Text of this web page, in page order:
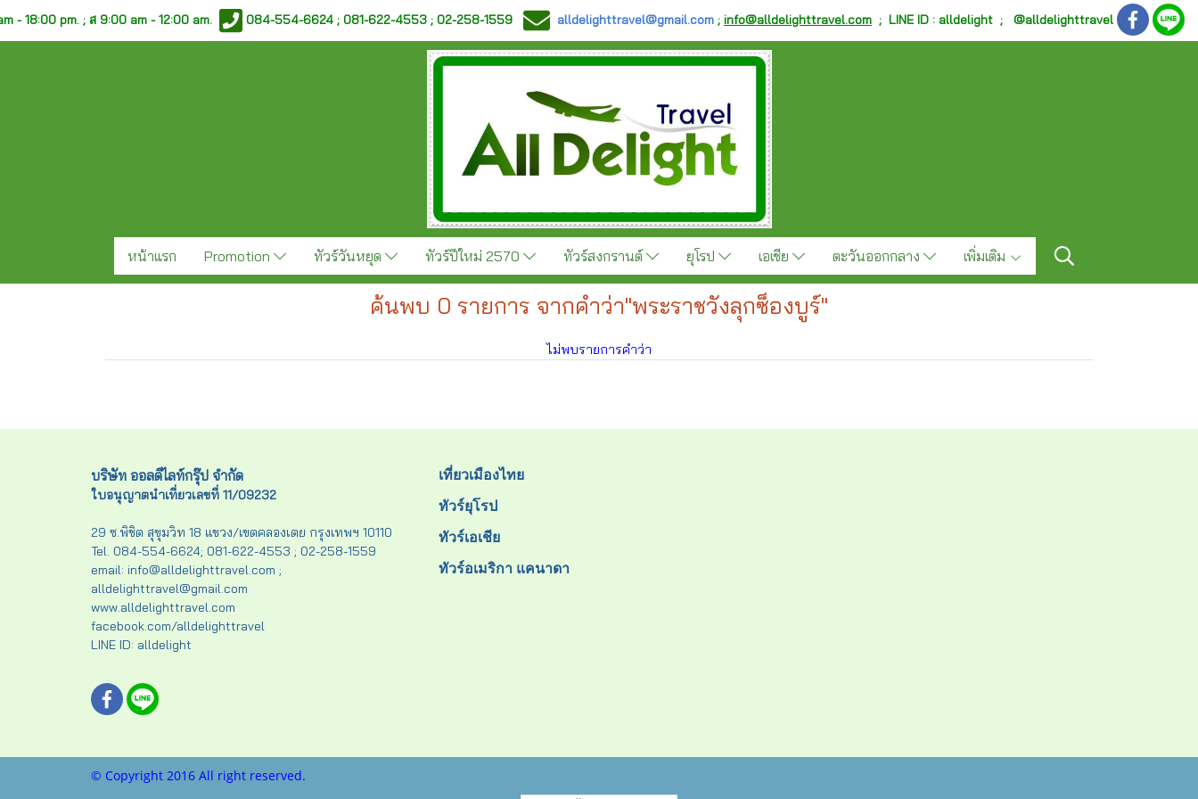
- 18:00 pm. ;ส 9:00 am - 12:00 am. 084-554-6624 ; 081-622-4553 ; 02-258-1559 alldelighttravel@gmail.com ; info@alldelighttravel.com ; LINE ID : alldelight ; @alldelighttravel
หน้าแรก Promotion ทัวร์วันหยุด ทัวร์ปีใหม่ 2570 ทัวร์สงกรานต์ ยุโรป เอเชีย ตะวันออกกลาง เพิ่มเติม
ค้นพบ 0 รายการ จากคำว่า"พระราชวังลุกซ็องบูร์"
ไม่พบรายการคำว่า
บริษัท ออลดีไลท์กรุ๊ป จำกัด
ใบอนุญาตนำเที่ยวเลขที่ 11/09232
29 ซ.พิชิต สุขุมวิท 18 แขวง/เขตคลองเตย กรุงเทพฯ 10110
Tel. 084-554-6624; 081-622-4553 ; 02-258-1559
email: info@alldelighttravel.com ;
alldelighttravel@gmail.com
www.alldelighttravel.com
facebook.com/alldelighttravel
LINE ID: alldelight
เที่ยวเมืองไทย
ทัวร์ยุโรป
ทัวร์เอเชีย
ทัวร์อเมริกา แคนาดา
© Copyright 2016 All right reserved.